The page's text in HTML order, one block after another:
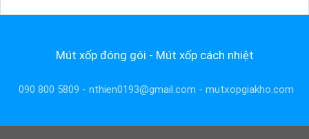
Mút xốp đóng gói - Mút xốp cách nhiệt
090 800 5809 - nthien0193@gmail.com - mutxopgiakho.com